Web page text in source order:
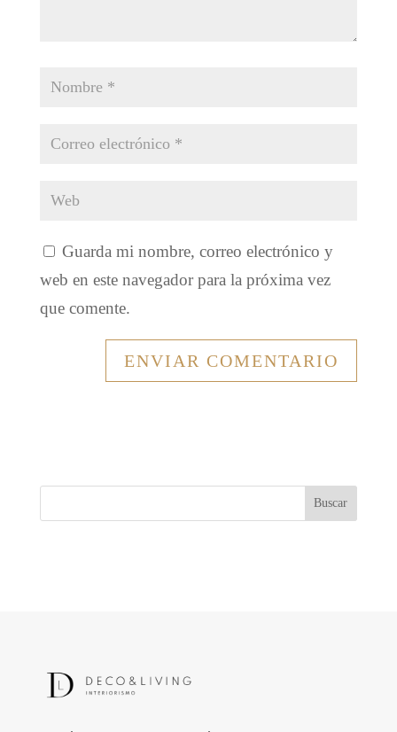
Guarda mi nombre, correo electrónico y
web en este navegador para la próxima vez
que comente.